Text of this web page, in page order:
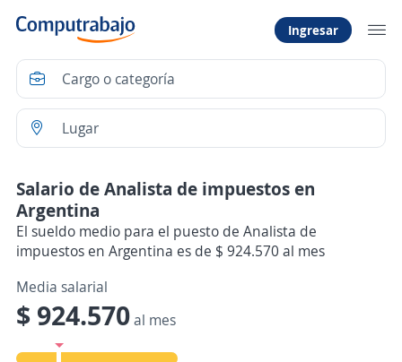
Ingresar
Salario de Analista de impuestos en
Argentina
El sueldo medio para el puesto de Analista de
impuestos en Argentina es de $ 924.570 al mes
Media salarial
$ 924.570al mes